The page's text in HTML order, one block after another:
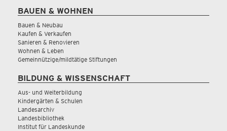
BAUEN & WOHNEN
Bauen & Neubau
Kaufen & Verkaufen
Sanieren & Renovieren
Wohnen & Leben
Gemeinnützige/mildtätige Stiftungen
BILDUNG & WISSENSCHAFT
Aus- und Weiterbildung
Kindergärten & Schulen
Landesarchiv
Landesbibliothek
Institut für Landeskunde